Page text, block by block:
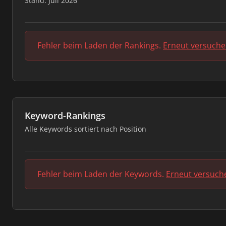
Fehler beim Laden der Rankings. Erneut
Keyword-Rankings
Alle Keywords sortiert nach Position
Fehler beim Laden der Keywords. Erneut